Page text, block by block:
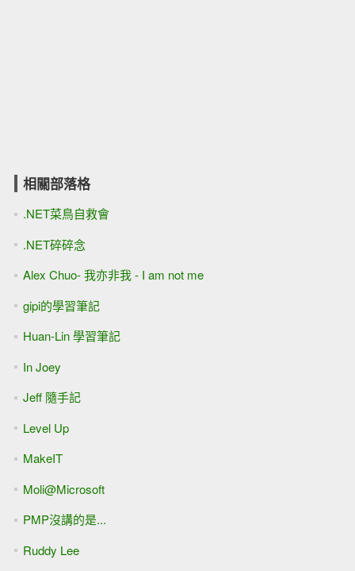
相關部落格
.NET菜鳥自救會
.NET碎碎念
Alex Chuo- 我亦非我 - I am not me
gipi的學習筆記
Huan-Lin 學習筆記
In Joey
Jeff 隨手記
Level Up
MakeIT
Moli@Microsoft
PMP沒講的是...
Ruddy Lee